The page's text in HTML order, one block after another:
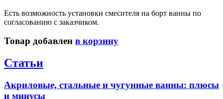
Есть возможность установки смесителя на борт ванны по
согласованию с заказчиком.
Товар добавлен в корзину
Статьи
Акриловые, стальные и чугунные ванны: плюсы
и минусы